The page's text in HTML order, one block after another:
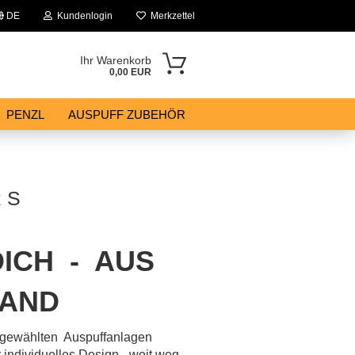
DE Kundenlogin Merkzettel
Ihr Warenkorb
0,00 EUR
PENZL AUSPUFF ZUBEHÖR
S
- AUS
Auspuffanlagen